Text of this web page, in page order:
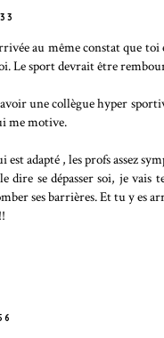
au même constat que toi
Le sport devrait être
une collègue hyper
me motive.
adapté , les profs assez
dire se dépasser soi, je vais
ses barrières. Et tu y es